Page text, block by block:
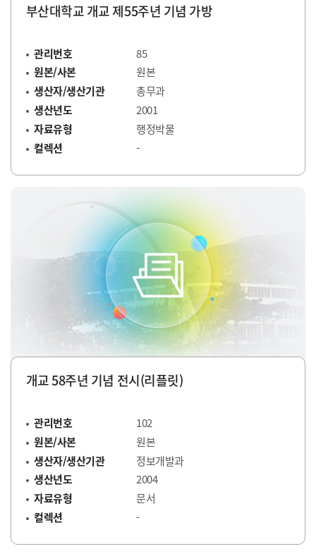
부산대학교 개교 제55주년 기념 가방
관리번호
85
원본/사본
원본
생산자/생산기관
총무과
생산년도
2001
자료유형
행정박물
컬렉션
-
개교 58주년 기념 전시(리플릿)
관리번호
102
원본/사본
원본
생산자/생산기관
정보개발과
생산년도
2004
자료유형
문서
컬렉션
-